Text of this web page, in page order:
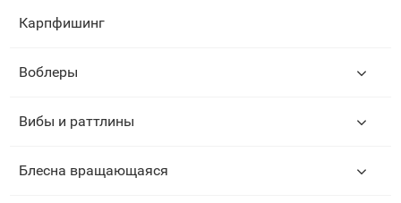
Карпфишинг
Воблеры
Вибы и раттлины
Блесна вращающаяся